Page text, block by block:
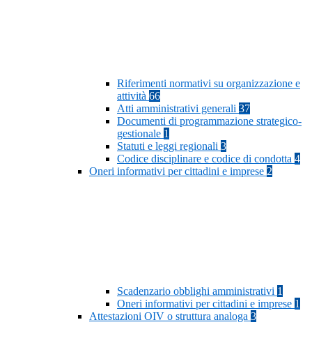
Riferimenti normativi su organizzazione e
attività 66
Atti amministrativi generali 37
Documenti di programmazione strategico-
gestionale 1
Statuti e leggi regionali 3
Codice disciplinare e codice di condotta 4
Oneri informativi per cittadini e imprese 2
Scadenzario obblighi amministrativi 1
Oneri informativi per cittadini e imprese 1
Attestazioni OIV o struttura analoga 3